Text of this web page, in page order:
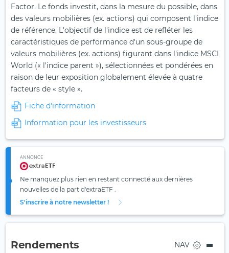
Factor. Le fonds investit, dans la mesure du possible, dans
des valeurs mobilières (ex. actions) qui composent l'indice
de référence. L'objectif de l'indice est de refléter les
caractéristiques de performance d'un sous-groupe de
valeurs mobilières (ex. actions) figurant dans l'indice MSCI
World (« l'indice parent »), sélectionnées et pondérées en
raison de leur exposition globalement élevée à quatre
facteurs de « style ».
Fiche d'information
Information pour les investisseurs
ANNONCE
Ne manquez plus rien en restant connecté aux dernières
nouvelles de la part d'extraETF .
S'inscrire à notre newsletter !
Rendements NAV